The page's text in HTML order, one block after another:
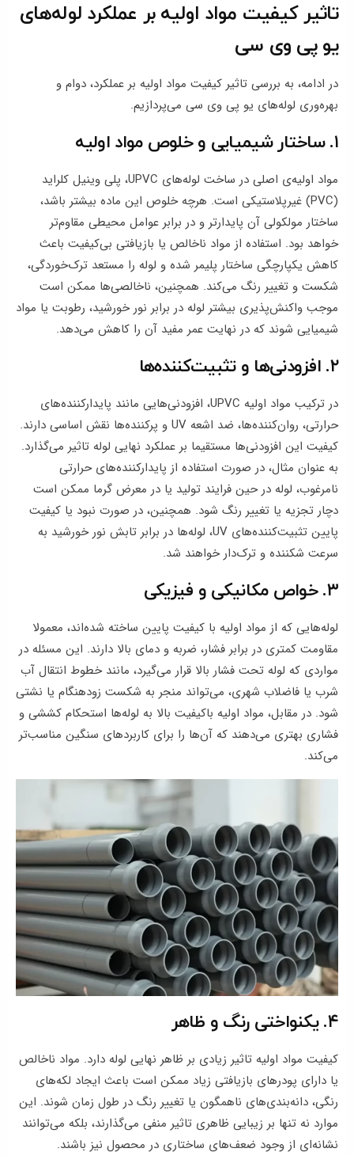
تاثیر کیفیت مواد اولیه بر عملکرد لوله‌های
یو پی وی سی
در ادامه، به بررسی تاثیر کیفیت مواد اولیه بر عملکرد، دوام و
بهره‌وری لوله‌های یو پی وی سی می‌پردازیم.
۱. ساختار شیمیایی و خلوص مواد اولیه
مواد اولیه‌ی اصلی در ساخت لوله‌های UPVC، پلی وینیل کلراید
(PVC) غیرپلاستیکی است. هرچه خلوص این ماده بیشتر باشد،
ساختار مولکولی آن پایدارتر و در برابر عوامل محیطی مقاوم‌تر
خواهد بود. استفاده از مواد ناخالص یا بازیافتی بی‌کیفیت باعث
کاهش یکپارچگی ساختار پلیمر شده و لوله را مستعد ترک‌خوردگی،
شکست و تغییر رنگ می‌کند. همچنین، ناخالصی‌ها ممکن است
موجب واکنش‌پذیری بیشتر لوله در برابر نور خورشید، رطوبت یا مواد
شیمیایی شوند که در نهایت عمر مفید آن را کاهش می‌دهد.
۲. افزودنی‌ها و تثبیت‌کننده‌ها
در ترکیب مواد اولیه UPVC، افزودنی‌هایی مانند پایدارکننده‌های
حرارتی، روان‌کننده‌ها، ضد اشعه UV و پرکننده‌ها نقش اساسی دارند.
کیفیت این افزودنی‌ها مستقیما بر عملکرد نهایی لوله تاثیر می‌گذارد.
به عنوان مثال، در صورت استفاده از پایدارکننده‌های حرارتی
نامرغوب، لوله در حین فرایند تولید یا در معرض گرما ممکن است
دچار تجزیه یا تغییر رنگ شود. همچنین، در صورت نبود یا کیفیت
پایین تثبیت‌کننده‌های UV، لوله‌ها در برابر تابش نور خورشید به
سرعت شکننده و ترک‌دار خواهند شد.
۳. خواص مکانیکی و فیزیکی
لوله‌هایی که از مواد اولیه با کیفیت پایین ساخته شده‌اند، معمولا
مقاومت کمتری در برابر فشار، ضربه و دمای بالا دارند. این مسئله در
مواردی که لوله تحت فشار بالا قرار می‌گیرد، مانند خطوط انتقال آب
شرب یا فاضلاب شهری، می‌تواند منجر به شکست زودهنگام یا نشتی
شود. در مقابل، مواد اولیه باکیفیت بالا به لوله‌ها استحکام کششی و
فشاری بهتری می‌دهند که آن‌ها را برای کاربردهای سنگین مناسب‌تر
می‌کند.
۴. یکنواختی رنگ و ظاهر
کیفیت مواد اولیه تاثیر زیادی بر ظاهر نهایی لوله دارد. مواد ناخالص
یا دارای پودرهای بازیافتی زیاد ممکن است باعث ایجاد لکه‌های
رنگی، دانه‌بندی‌های ناهمگون یا تغییر رنگ در طول زمان شوند. این
موارد نه‌ تنها بر زیبایی ظاهری تاثیر منفی می‌گذارند، بلکه می‌توانند
نشانه‌ای از وجود ضعف‌های ساختاری در محصول نیز باشند.